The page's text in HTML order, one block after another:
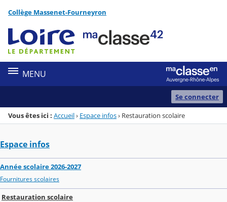
Menu de la rubrique
Contenu
Collège Massenet-Fourneyron
MENU
Se connecter
Vous êtes ici : Accueil› Espace infos› Restauration scolaire
Espace infos
Année scolaire 2026-2027
Fournitures scolaires
Restauration scolaire